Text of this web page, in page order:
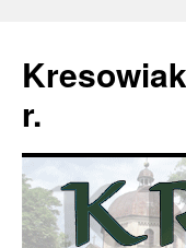
r.